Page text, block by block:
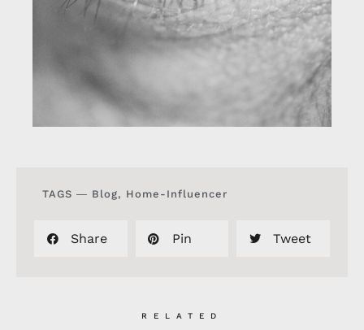
TAGS ― Blog, Home-Influencer
Share Pin Tweet
RELATED